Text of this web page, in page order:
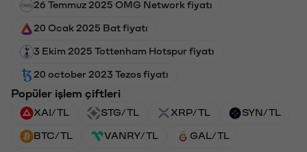
26 Temmuz 2025 OMG Network fiyatı
20 Ocak 2025 Bat fiyatı
3 Ekim 2025 Tottenham Hotspur fiyatı
20 october 2023 Tezos fiyatı
Popüler işlem çiftleri
XAI/TL STG/TL XRP/TL SYN/TL
BTC/TL VANRY/TL GAL/TL